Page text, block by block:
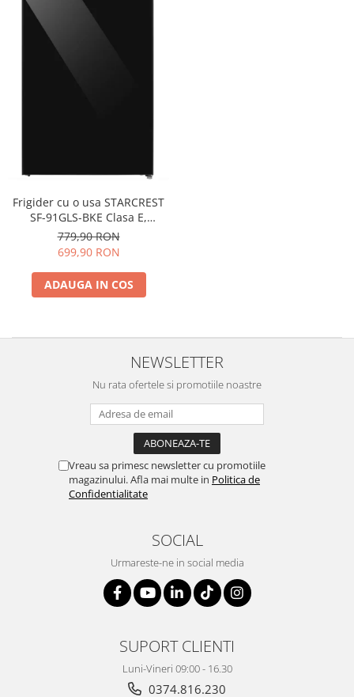
Frigider cu o usa STARCREST
SF-91GLS-BKE Clasa E,
Capacitate 91L, Iluminare
interioara, H 83 cm, Sticla
Neagra
779,90 RON
699,90 RON
ADAUGA IN COS
NEWSLETTER
Nu rata ofertele si promotiile noastre
Vreau sa primesc newsletter cu promotiile
magazinului. Afla mai multe in Politica de
Confidentialitate
SOCIAL
Urmareste-ne in social media
SUPORT CLIENTI
Luni-Vineri 09:00 - 16.30
0374.816.230